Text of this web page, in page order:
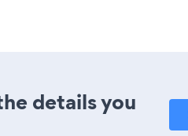
details you